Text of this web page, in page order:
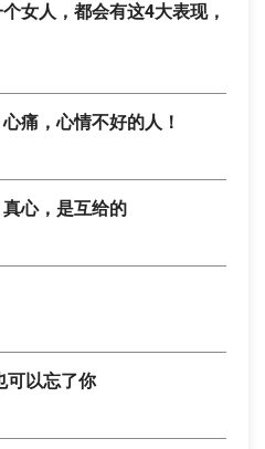
女人，都会有这4大表现，
痛，心情不好的人！
心，是互给的
可以忘了你